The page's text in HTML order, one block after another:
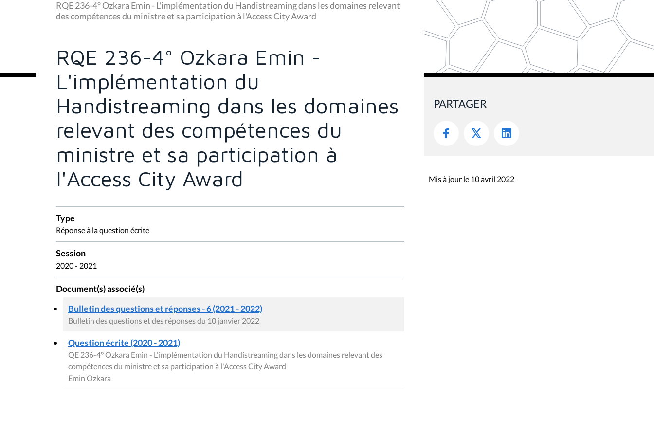
u
s
ê
RQE 236-4° Ozkara Emin - L'implémentation du Handistreaming dans les domaines relevant
des compétences du ministre et sa participation à l'Access City Award
RQE 236-4° Ozkara Emin -
L'implémentation du
Handistreaming dans les domaines
relevant des compétences du
ministre et sa participation à
l'Access City Award
Type
Réponse à la question écrite
Session
2020 - 2021
Document(s) associé(s)
Bulletin des questions et réponses - 6 (2021 - 2022)
Bulletin des questions et des réponses du 10 janvier 2022
Question écrite (2020 - 2021)
QE 236-4° Ozkara Emin - L'implémentation du Handistreaming dans les domaines relevant des
compétences du ministre et sa participation à l'Access City Award
Emin Ozkara
PARTAGER
Mis à jour le 10 avril 2022